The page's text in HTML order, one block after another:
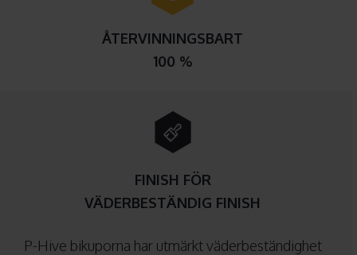
ÅTERVINNINGSBART
100 %
FINISH FÖR
VÄDERBESTÄNDIG FINISH
P-Hive bikuporna har utmärkt väderbeständighet